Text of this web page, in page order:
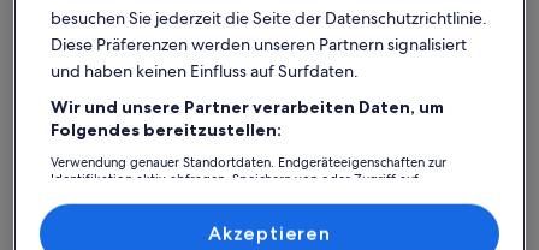
Weitere Infos zu Ocean Suite von OstseeAhoi Weitere
besuchen Sie jederzeit die Seite der Datenschutzrichtlinie.
Diese Präferenzen werden unseren Partnern signalisiert
und haben keinen Einfluss auf Surfdaten.
Wir und unsere Partner verarbeiten Daten, um
Folgendes bereitzustellen:
Verwendung genauer Standortdaten. Endgeräteeigenschaften zur
Identifikation aktiv abfragen. Speichern von oder Zugriff auf
Inhalte, Messung von Werbeleistung und der Performance von Inhalten,
Zielgruppenforschung sowie Entwicklung und Verbesserung von
Akzeptieren